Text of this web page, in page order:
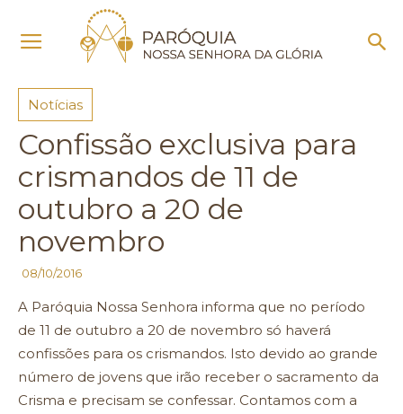
Notícias
Notícias
Confissão exclusiva para
crismandos de 11 de
outubro a 20 de
novembro
08/10/2016
A Paróquia Nossa Senhora informa que no período
de 11 de outubro a 20 de novembro só haverá
confissões para os crismandos. Isto devido ao grande
número de jovens que irão receber o sacramento da
Crisma e precisam se confessar. Contamos com a